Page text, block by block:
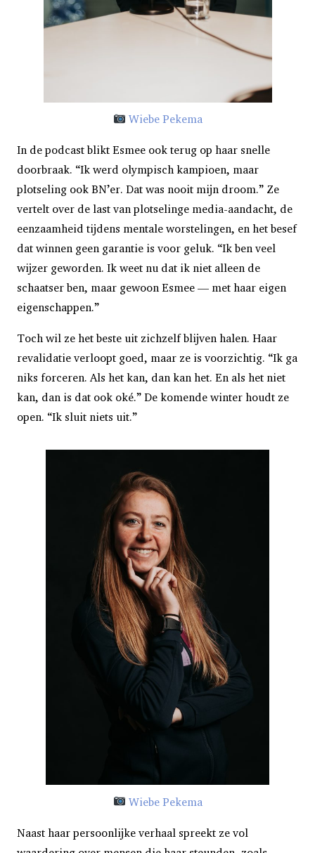
Wiebe Pekema
In de podcast blikt Esmee ook terug op haar snelle
doorbraak. “Ik werd olympisch kampioen, maar
plotseling ook BN’er. Dat was nooit mijn droom.” Ze
vertelt over de last van plotselinge media-aandacht, de
eenzaamheid tijdens mentale worstelingen, en het besef
dat winnen geen garantie is voor geluk. “Ik ben veel
wijzer geworden. Ik weet nu dat ik niet alleen de
schaatser ben, maar gewoon Esmee — met haar eigen
eigenschappen.”
Toch wil ze het beste uit zichzelf blijven halen. Haar
revalidatie verloopt goed, maar ze is voorzichtig. “Ik ga
niks forceren. Als het kan, dan kan het. En als het niet
kan, dan is dat ook oké.” De komende winter houdt ze
open. “Ik sluit niets uit.”
Wiebe Pekema
Naast haar persoonlijke verhaal spreekt ze vol